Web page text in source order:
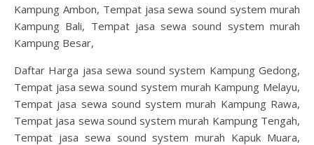
Kampung Ambon, Tempat jasa sewa sound system murah
Kampung Bali, Tempat jasa sewa sound system murah
Kampung Besar,
Daftar Harga jasa sewa sound system Kampung Gedong,
Tempat jasa sewa sound system murah Kampung Melayu,
Tempat jasa sewa sound system murah Kampung Rawa,
Tempat jasa sewa sound system murah Kampung Tengah,
Tempat jasa sewa sound system murah Kapuk Muara,